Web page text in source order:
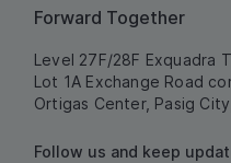
Forward Together
Level 27F/28F Exquadra
Lot 1A Exchange Road
Ortigas Center, Pasig
Follow us and keep